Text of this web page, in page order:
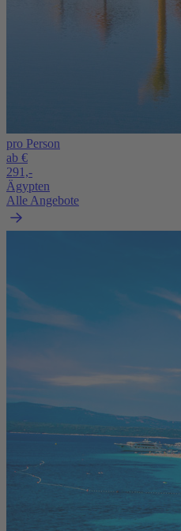
pro Person
ab €
291,-
Ägypten
Alle Angebote